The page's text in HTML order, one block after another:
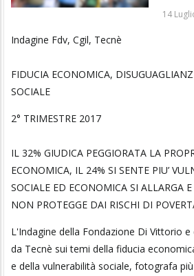
14
Indagine Fdv, Cgil, Tecnè
FIDUCIA ECONOMICA,
SOCIALE
2° TRIMESTRE 2017
IL 32% GIUDICA PEGGIORATA LA
ECONOMICA, IL 24% SI SENTE PIU’
SOCIALE ED ECONOMICA SI ALLARGA
NON PROTEGGE DAI RISCHI DI
L'Indagine della Fondazione Di Vittorio e
da Tecnè sui temi della fiducia
e della vulnerabilità sociale, fotografa